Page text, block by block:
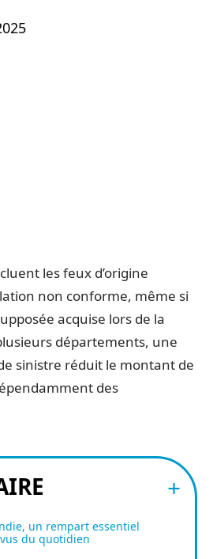
les feux d’origine
non conforme, même si
acquise lors de la
départements, une
sinistre réduit le montant de
des
un rempart essentiel
du quotidien